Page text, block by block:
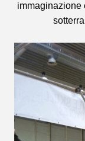
immaginazione